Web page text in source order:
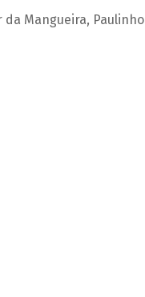
da Mangueira, Paulinho